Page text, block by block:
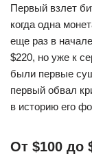
Первый взлет
когда одна
еще раз в
$220, но уже к
были первые
первый обвал
в историю его
От $100 до